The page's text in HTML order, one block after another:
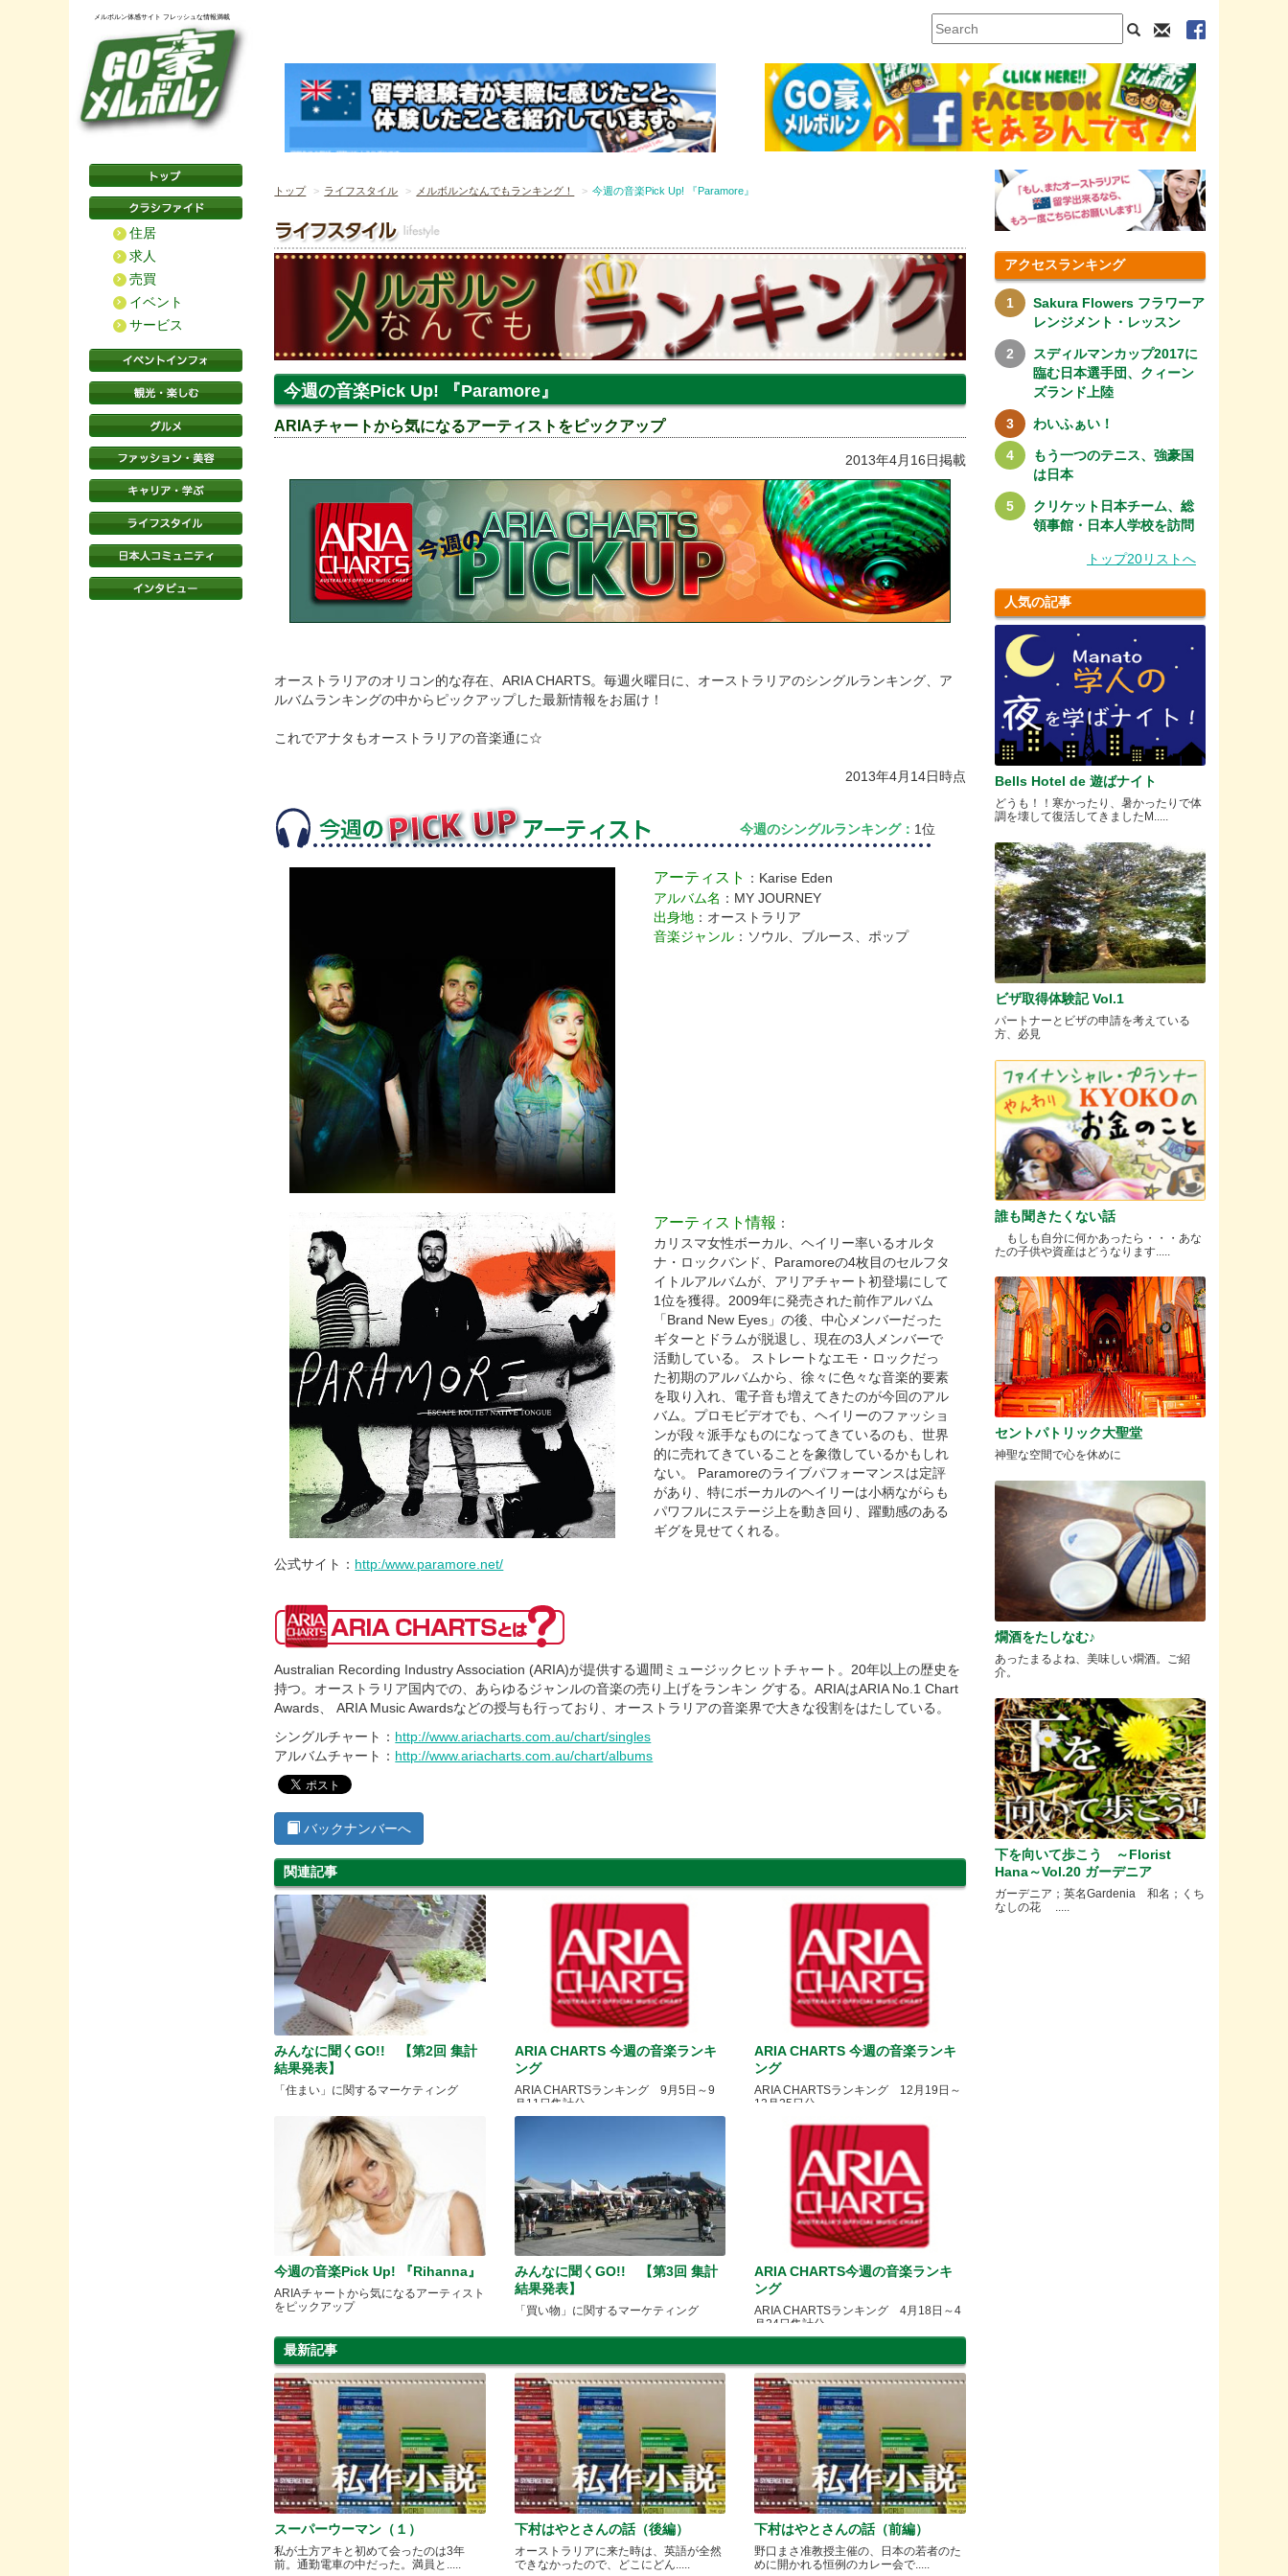
メルボルン体感サイト フレッシュな情報満載
住居
求人
売買
イベント
サービス
トップ ライフスタイル メルボルンなんでもランキング！ 今週の音楽Pick Up! 『Paramore』
今週の音楽Pick Up! 『Paramore』
ARIAチャートから気になるアーティストをピックアップ
2013年4月16日掲載
オーストラリアのオリコン的な存在、ARIA CHARTS。毎週火曜日に、オーストラリアのシングルランキング、ア
ルバムランキングの中からピックアップした最新情報をお届け！
これでアナタもオーストラリアの音楽通に☆
2013年4月14日時点
今週のシングルランキング： 1位
アーティスト
：Karise Eden
アルバム名 ：MY JOURNEY
出身地：オーストラリア
音楽ジャンル：ソウル、ブルース、ポップ
アーティスト情報 ：
カリスマ女性ボーカル、ヘイリー率いるオルタ
ナ・ロックバンド、Paramoreの4枚目のセルフタ
イトルアルバムが、アリアチャート初登場にして
1位を獲得。2009年に発売された前作アルバム
「Brand New Eyes」の後、中心メンバーだった
ギターとドラムが脱退し、現在の3人メンバーで
活動している。 ストレートなエモ・ロックだっ
た初期のアルバムから、徐々に色々な音楽的要素
を取り入れ、電子音も増えてきたのが今回のアル
バム。プロモビデオでも、ヘイリーのファッショ
ンが段々派手なものになってきているのも、世界
的に売れてきていることを象徴しているかもしれ
ない。 Paramoreのライブパフォーマンスは定評
があり、特にボーカルのヘイリーは小柄ながらも
パワフルにステージ上を動き回り、躍動感のある
ギグを見せてくれる。
公式サイト： http:/www.paramore.net/
Australian Recording Industry Association (ARIA)が提供する週間ミュージックヒットチャート。20年以上の歴史を
持つ。オーストラリア国内での、あらゆるジャンルの音楽の売り上げをランキン グする。ARIAはARIA No.1 Chart
Awards、 ARIA Music Awardsなどの授与も行っており、オーストラリアの音楽界で大きな役割をはたしている。
シングルチャート： http://www.ariacharts.com.au/chart/singles
アルバムチャート： http://www.ariacharts.com.au/chart/albums
バックナンバーへ
関連記事
みんなに聞くGO!! 【第2回 集計
結果発表】
「住まい」に関するマーケティング
ARIA CHARTS 今週の音楽ランキ
ング
ARIA CHARTSランキング 9月5日～9
月11日集計分
ARIA CHARTS 今週の音楽ランキ
ング
ARIA CHARTSランキング 12月19日～
12月25日分
今週の音楽Pick Up! 『Rihanna』
ARIAチャートから気になるアーティスト
をピックアップ
みんなに聞くGO!! 【第3回 集計
結果発表】
「買い物」に関するマーケティング
ARIA CHARTS今週の音楽ランキ
ング
ARIA CHARTSランキング 4月18日～4
月24日集計分
最新記事
スーパーウーマン（１）
私が土方アキと初めて会ったのは3年
前。通勤電車の中だった。満員と.....
下村はやとさんの話（後編）
オーストラリアに来た時は、英語が全然
できなかったので、どこにどん.....
下村はやとさんの話（前編）
野口まさ准教授主催の、日本の若者のた
めに開かれる恒例のカレー会で.....
アクセスランキング
Sakura Flowers フラワーア
レンジメント・レッスン
スディルマンカップ2017に
臨む日本選手団、クィーン
ズランド上陸
わいふぁい！
もう一つのテニス、強豪国
は日本
クリケット日本チーム、総
領事館・日本人学校を訪問
トップ20リストへ
人気の記事
Bells Hotel de 遊ばナイト
どうも！！寒かったり、暑かったりで体
調を壊して復活してきましたM.....
ビザ取得体験記 Vol.1
パートナーとビザの申請を考えている
方、必見
誰も聞きたくない話
もしも自分に何かあったら・・・あな
たの子供や資産はどうなります.....
セントパトリック大聖堂
神聖な空間で心を休めに
燗酒をたしなむ♪
あったまるよね、美味しい燗酒。ご紹
介。
下を向いて歩こう ～Florist
Hana～Vol.20 ガーデニア
ガーデニア；英名Gardenia 和名；くち
なしの花 .....